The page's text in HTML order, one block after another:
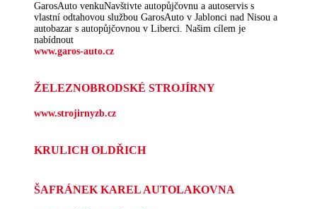
GarosAuto venkuNavštivte autopůjčovnu a autoservis s
vlastní odtahovou službou GarosAuto v Jablonci nad Nisou a
autobazar s autopůjčovnou v Liberci. Našim cílem je
nabídnout
www.garos-auto.cz
ŽELEZNOBRODSKÉ STROJÍRNY
www.strojirnyzb.cz
KRULICH OLDŘICH
ŠAFRÁNEK KAREL AUTOLAKOVNA